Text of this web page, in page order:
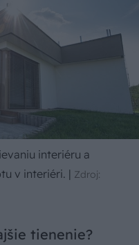
interiéru a
v interiéri. | Zdroj:
tienenie?